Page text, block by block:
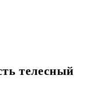
телесный